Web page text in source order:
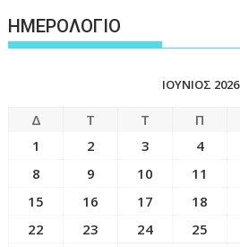
ΗΜΕΡΟΛΟΓΙΟ
ΙΟΎΝΙΟΣ 2026
Δ Τ Τ Π
1
2 3 4
8
9 10 11
15
16 17 18
22
23 24 25